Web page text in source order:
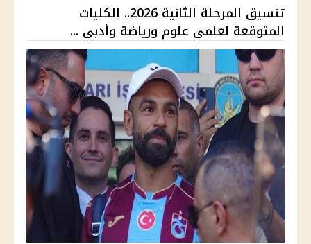
تنسيق المرحلة الثانية 2026.. الكليات
المتوقعة لعلمي علوم ورياضة وأدبي ...